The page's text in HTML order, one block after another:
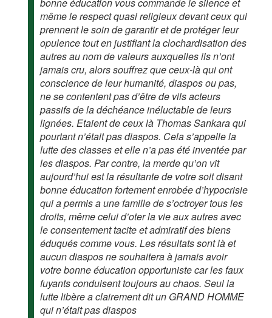
bonne éducation vous commande le silence et
même le respect quasi religieux devant ceux qui
prennent le soin de garantir et de protéger leur
opulence tout en justifiant la clochardisation des
autres au nom de valeurs auxquelles ils n’ont
jamais cru, alors souffrez que ceux-là qui ont
conscience de leur humanité, diaspos ou pas,
ne se contentent pas d’être de vils acteurs
passifs de la déchéance inéluctable de leurs
lignées. Etaient de ceux là Thomas Sankara qui
pourtant n’était pas diaspos. Cela s’appelle la
lutte des classes et elle n’a pas été inventée par
les diaspos. Par contre, la merde qu’on vit
aujourd’hui est la résultante de votre soit disant
bonne éducation fortement enrobée d’hypocrisie
qui a permis a une famille de s’octroyer tous les
droits, même celui d’oter la vie aux autres avec
le consentement tacite et admiratif des biens
éduqués comme vous. Les résultats sont là et
aucun diaspos ne souhaitera à jamais avoir
votre bonne éducation opportuniste car les faux
fuyants conduisent toujours au chaos. Seul la
lutte libère a clairement dit un GRAND HOMME
qui n’était pas diaspos